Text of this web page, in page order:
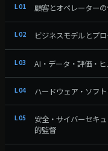
L01 顧客とオペレーター
L02 ビジネスモデルとプ
L03 AI・データ・評価・
L04 ハードウェア・ソフ
L05
安全・サイバーセキ
的監督